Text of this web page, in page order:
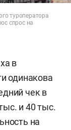
туроператора
спрос на
в
одинакова
чек в
и 40 тыс.
на